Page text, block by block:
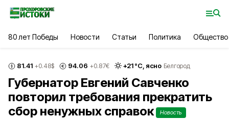
80 лет Победы Новости Статьи Политика Общество
81.41 +0.48$ 94.06 +0.87€ +21°С, ясно Белгород
Губернатор Евгений Савченко
повторил требования прекратить
сбор ненужных справок
Новость